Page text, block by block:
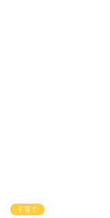
子育て